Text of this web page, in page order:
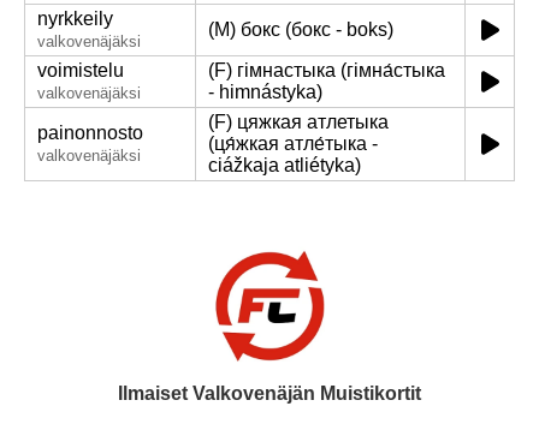
nyrkkeily
valkovenäjäksi
(M) бокс (бокс - boks)
voimistelu
valkovenäjäksi
(F) гімнастыка (гімна́стыка
- himnástyka)
painonnosto
valkovenäjäksi
(F) цяжкая атлетыка
(ця́жкая атле́тыка -
ciážkaja atliétyka)
Ilmaiset Valkovenäjän Muistikortit